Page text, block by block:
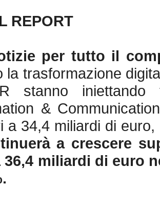
REPORT
per tutto il
la trasformazione
stanno
&
a 34,4 miliardi di
a crescere
36,4 miliardi di euro